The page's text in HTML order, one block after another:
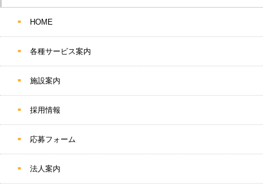
HOME
各種サービス案内
施設案内
採用情報
応募フォーム
法人案内